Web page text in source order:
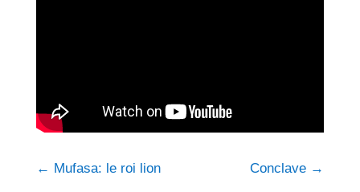
← Mufasa: le roi lion Conclave →